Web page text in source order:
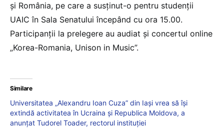
și România, pe care a susținut-o pentru studenții
UAIC în Sala Senatului începând cu ora 15.00.
Participanții la prelegere au audiat și concertul online
„Korea-Romania, Unison in Music”.
Similare
Universitatea „Alexandru Ioan Cuza” din Iași vrea să își
extindă activitatea în Ucraina și Republica Moldova, a
anunțat Tudorel Toader, rectorul instituției